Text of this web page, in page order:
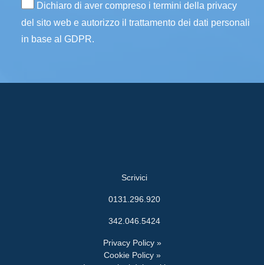
Dichiaro di aver compreso i termini della privacy
del sito web e autorizzo il trattamento dei dati personali
in base al GDPR.
Scrivici
0131.296.920
342.046.5424
Privacy Policy »
Cookie Policy »